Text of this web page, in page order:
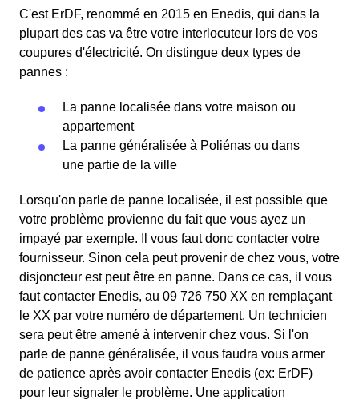
C'est ErDF, renommé en 2015 en Enedis, qui dans la
plupart des cas va être votre interlocuteur lors de vos
coupures d'électricité. On distingue deux types de
pannes :
La panne localisée dans votre maison ou
appartement
La panne généralisée à Poliénas ou dans
une partie de la ville
Lorsqu'on parle de panne localisée, il est possible que
votre problème provienne du fait que vous ayez un
impayé par exemple. Il vous faut donc contacter votre
fournisseur. Sinon cela peut provenir de chez vous, votre
disjoncteur est peut être en panne. Dans ce cas, il vous
faut contacter Enedis, au 09 726 750 XX en remplaçant
le XX par votre numéro de département. Un technicien
sera peut être amené à intervenir chez vous. Si l'on
parle de panne généralisée, il vous faudra vous armer
de patience après avoir contacter Enedis (ex: ErDF)
pour leur signaler le problème. Une application